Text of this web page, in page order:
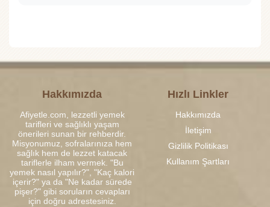
Hakkımızda
Afiyetle.com, lezzetli yemek
tarifleri ve sağlıklı yaşam
önerileri sunan bir rehberdir.
Misyonumuz, sofralarınıza hem
sağlık hem de lezzet katacak
tariflerle ilham vermek. "Bu
yemek nasıl yapılır?", "Kaç kalori
içerir?" ya da "Ne kadar sürede
pişer?" gibi soruların cevapları
için doğru adrestesiniz.
Hızlı Linkler
Hakkımızda
İletişim
Gizlilik Politikası
Kullanım Şartları